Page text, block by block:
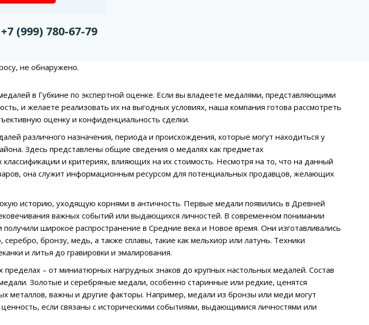
+7 (999) 780-67-79
не обнаружено.
в Губкине по экспертной оценке. Если вы владеете медалями, представляющими
и желаете реализовать их на выгодных условиях, наша компания готова рассмотреть
оценку и конфиденциальность сделки.
различного назначения, периода и происхождения, которые могут находиться у
Здесь представлены общие сведения о медалях как предметах
классификации и критериях, влияющих на их стоимость. Несмотря на то, что на данный
она служит информационным ресурсом для потенциальных продавцов, желающих
историю, уходящую корнями в античность. Первые медали появились в Древней
важных событий или выдающихся личностей. В современном понимании
широкое распространение в Средние века и Новое время. Они изготавливались
бронзу, медь, а также сплавы, такие как мельхиор или латунь. Техники
и литья до гравировки и эмалирования.
– от миниатюрных нагрудных знаков до крупных настольных медалей. Состав
Золотые и серебряные медали, особенно старинные или редкие, ценятся
металлов, важны и другие факторы. Например, медали из бронзы или меди могут
если связаны с историческими событиями, выдающимися личностями или